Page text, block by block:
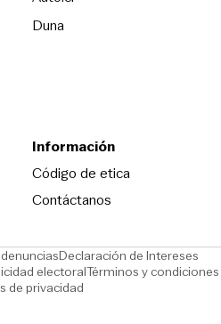
DunaOpens in new window
Información
Código de eticaOpens in new
Contáctanos
Opens in new window
Declaración de Intereses
windowelectoralOpens in new window
Términos y condiciones
de privacidad